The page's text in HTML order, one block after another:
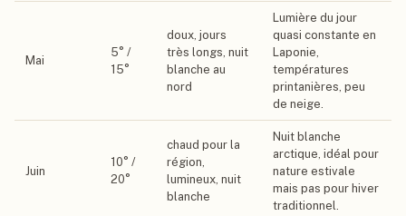
Mai
5° /
15°
doux, jours
très longs, nuit
blanche au
nord
Lumière du jour
quasi constante en
Laponie,
températures
printanières, peu
de neige.
Juin
10° /
20°
chaud pour la
région,
lumineux, nuit
blanche
Nuit blanche
arctique, idéal pour
nature estivale
mais pas pour hiver
traditionnel.